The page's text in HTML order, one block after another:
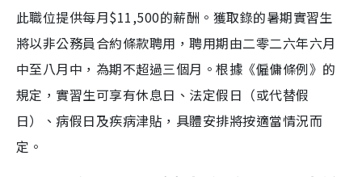
此職位提供每月$11,500的薪酬。獲取錄的暑期實習生
將以非公務員合約條款聘用，聘用期由二零二六年六月
中至八月中，為期不超過三個月。根據《僱傭條例》的
規定，實習生可享有休息日、法定假日（或代替假
日）、病假日及疾病津貼，具體安排將按適當情況而
定。